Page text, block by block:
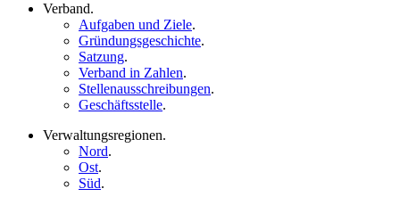
Verband.
Aufgaben und Ziele.
Gründungsgeschichte.
Satzung.
Verband in Zahlen.
Stellenausschreibungen.
Geschäftsstelle.
Verwaltungsregionen.
Nord.
Ost.
Süd.